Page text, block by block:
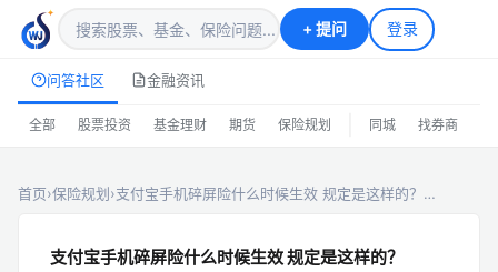
+提问 登录
问答社区 金融资讯
全部 股票投资 基金理财 期货 保险规划 同城 找券商
首页›保险规划›支付宝手机碎屏险什么时候生效 规定是这样的？…
支付宝手机碎屏险什么时候生效 规定是这样的？